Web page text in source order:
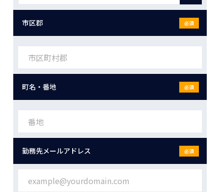
市区郡 必須
町名・番地 必須
勤務先メールアドレス 必須